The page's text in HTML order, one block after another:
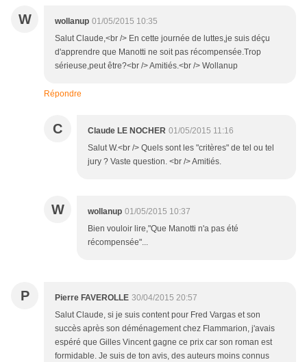
W wollanup 01/05/2015 10:35
Salut Claude,<br /> En cette journée de luttes,je suis déçu
d'apprendre que Manotti ne soit pas récompensée.Trop
sérieuse,peut être?<br /> Amitiés.<br /> Wollanup
Répondre
C Claude LE NOCHER 01/05/2015 11:16
Salut W.<br /> Quels sont les "critères" de tel ou tel
jury ? Vaste question. <br /> Amitiés.
W wollanup 01/05/2015 10:37
Bien vouloir lire,"Que Manotti n'a pas été
récompensée"...
P Pierre FAVEROLLE 30/04/2015 20:57
Salut Claude, si je suis content pour Fred Vargas et son
succès après son déménagement chez Flammarion, j'avais
espéré que Gilles Vincent gagne ce prix car son roman est
formidable. Je suis de ton avis, des auteurs moins connus